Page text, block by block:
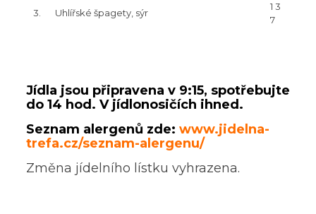
3. Uhlířské špagety, sýr
1 3
7
Jídla jsou připravena v 9:15, spotřebujte
do 14 hod. V jídlonosičích ihned.
Seznam alergenů zde: www.jidelna-
trefa.cz/seznam-alergenu/
Změna jídelního lístku vyhrazena.